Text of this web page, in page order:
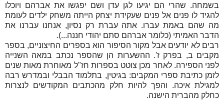
בשמחה. שהרי הם יגיעו לגן עדן ושם יפגשו את אברהם ויוכלו
להגיד לו פנים אל פנים שעקידת יצחק הייתה משחק ילדים לעומת
מה שהם באמת עברו. אתה עברת רק נסיון, אנחנו עברנו את
הדבר האמיתי (כלומר אברהם סתם יהודי חננה...).
רבים לא יודעים אבל מקור הסיפור הוא בספרים החיצוניים, בספר
מקבים ב, בפרק ז'. ההשערות הן שהספר נכתב במאה השנייה
לפני הספירה. לאחר מכן צוטט בספרות חז"ל מאוחרת מאות שנים
לזמן כתיבת ספרי המקבים: בגיטין, בתלמוד הבבלי ובמדרש רבה
למגילת איכה. והפך להיות חלק מהכתבים המקודשים לנצרות
כחלק מהברית הישנה.